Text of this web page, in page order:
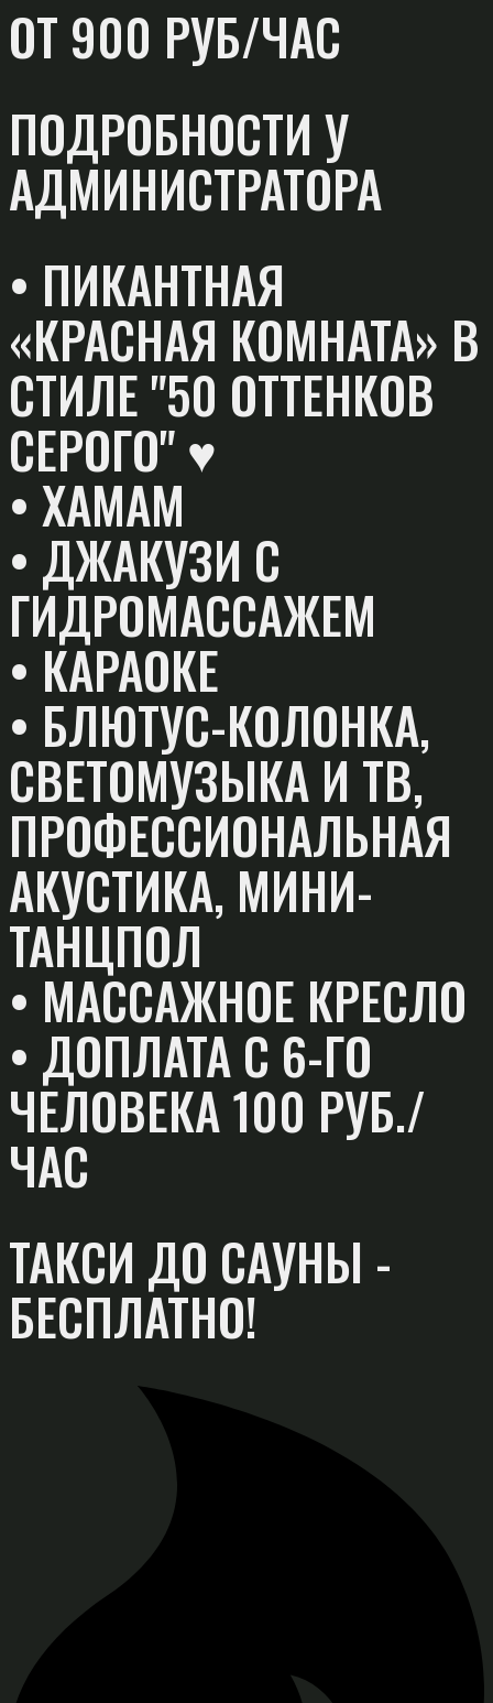
ОТ 900 РУБ/ЧАС
ПОДРОБНОСТИ У
АДМИНИСТРАТОРА
• ПИКАНТНАЯ
«КРАСНАЯ КОМНАТА» В
СТИЛЕ "50 ОТТЕНКОВ
СЕРОГО" ♥
• ХАМАМ
• ДЖАКУЗИ С
ГИДРОМАССАЖЕМ
• КАРАОКЕ
• БЛЮТУС-КОЛОНКА,
СВЕТОМУЗЫКА И ТВ,
ПРОФЕССИОНАЛЬНАЯ
АКУСТИКА, МИНИ-
ТАНЦПОЛ
• МАССАЖНОЕ КРЕСЛО
• ДОПЛАТА С 6-ГО
ЧЕЛОВЕКА 100 РУБ./
ЧАС
ТАКСИ ДО САУНЫ -
БЕСПЛАТНО!